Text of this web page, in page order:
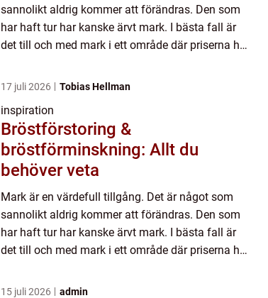
sannolikt aldrig kommer att förändras. Den som
har haft tur har kanske ärvt mark. I bästa fall är
det till och med mark i ett område där priserna har
17 juli 2026 Tobias Hellman
inspiration
Bröstförstoring &
bröstförminskning: Allt du
behöver veta
Mark är en värdefull tillgång. Det är något som
sannolikt aldrig kommer att förändras. Den som
har haft tur har kanske ärvt mark. I bästa fall är
det till och med mark i ett område där priserna har
15 juli 2026 admin